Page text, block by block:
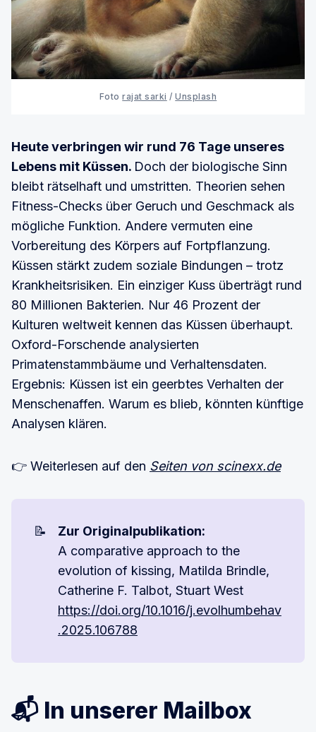
Foto rajat sarki / Unsplash
Heute verbringen wir rund 76 Tage unseres
Lebens mit Küssen. Doch der biologische Sinn
bleibt rätselhaft und umstritten. Theorien sehen
Fitness-Checks über Geruch und Geschmack als
mögliche Funktion. Andere vermuten eine
Vorbereitung des Körpers auf Fortpflanzung.
Küssen stärkt zudem soziale Bindungen – trotz
Krankheitsrisiken. Ein einziger Kuss überträgt rund
80 Millionen Bakterien. Nur 46 Prozent der
Kulturen weltweit kennen das Küssen überhaupt.
Oxford-Forschende analysierten
Primatenstammbäume und Verhaltensdaten.
Ergebnis: Küssen ist ein geerbtes Verhalten der
Menschenaffen. Warum es blieb, könnten künftige
Analysen klären.
👉 Weiterlesen auf den Seiten von scinexx.de
📝
Zur Originalpublikation:
A comparative approach to the
evolution of kissing, Matilda Brindle,
Catherine F. Talbot, Stuart West
https://doi.org/10.1016/j.evolhumbehav
.2025.106788
📬 In unserer Mailbox